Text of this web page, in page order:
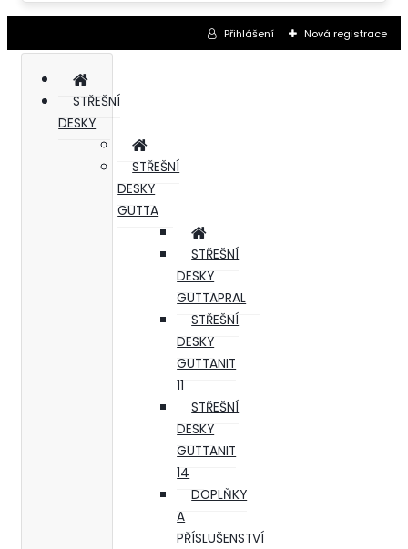
Přihlášení Nová registrace
STŘEŠNÍ
DESKY
STŘEŠNÍ
DESKY
GUTTA
STŘEŠNÍ
DESKY
GUTTAPRAL
STŘEŠNÍ
DESKY
GUTTANIT
11
STŘEŠNÍ
DESKY
GUTTANIT
14
DOPLŇKY
A
PŘÍSLUŠENSTVÍ